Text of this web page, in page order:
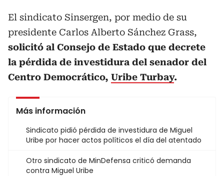
El sindicato Sinsergen, por medio de su
presidente Carlos Alberto Sánchez Grass,
solicitó al Consejo de Estado que decrete
la pérdida de investidura del senador del
Centro Democrático, Uribe Turbay.
Más información
Sindicato pidió pérdida de investidura de Miguel
Uribe por hacer actos políticos el día del atentado
Otro sindicato de MinDefensa criticó demanda
contra Miguel Uribe